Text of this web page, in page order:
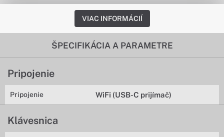
VIAC INFORMÁCIÍ
ŠPECIFIKÁCIA A PARAMETRE
Pripojenie
Pripojenie WiFi (USB-C prijímač)
Klávesnica